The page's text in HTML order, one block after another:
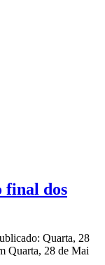
final dos
Quarta, 28
Quarta, 28 de Mai